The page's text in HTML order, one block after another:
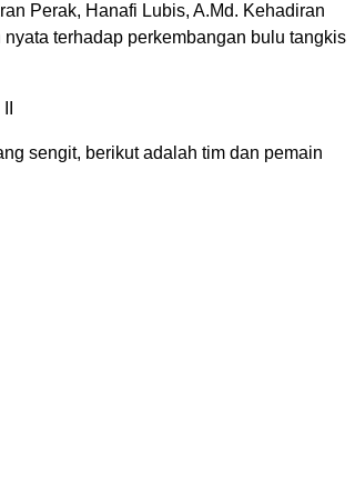
Perak, Hanafi Lubis, A.Md. Kehadiran
terhadap perkembangan bulu tangkis
sengit, berikut adalah tim dan pemain